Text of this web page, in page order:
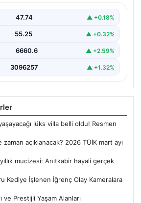
47.74 ▲ +0.18%
55.25 ▲ +0.32%
6660.6 ▲ +2.59%
3096257 ▲ +1.32%
yaşayacağı lüks villa belli oldu! Resmen
açıklanacak? 2026 TÜİK mart ayı
mucizesi: Anıtkabir hayali gerçek
Kediye İşlenen İğrenç Olay Kameralara
ve Prestijli Yaşam Alanları